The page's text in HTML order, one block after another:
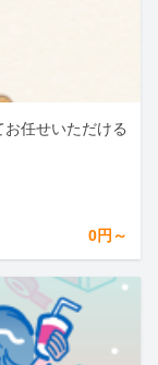
任せいただける
0円～